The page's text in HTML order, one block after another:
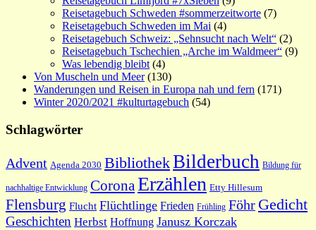
Reisetagebuch Schweden #sommerzeitworte (7)
Reisetagebuch Schweden im Mai (4)
Reisetagebuch Schweiz: „Sehnsucht nach Welt“ (2)
Reisetagebuch Tschechien „Arche im Waldmeer“ (9)
Was lebendig bleibt (4)
Von Muscheln und Meer(130)
Wanderungen und Reisen in Europa nah und fern (171)
Winter 2020/2021 #kulturtagebuch (54)
Schlagwörter
Advent Agenda 2030 BibliothekBilderbuch Bildung für
nachhaltige Entwicklung Corona Erzählen Etty Hillesum
Flensburg Flucht Flüchtlinge Frieden Frühling Föhr Gedicht
Geschichten Herbst Hoffnung Janusz Korczak